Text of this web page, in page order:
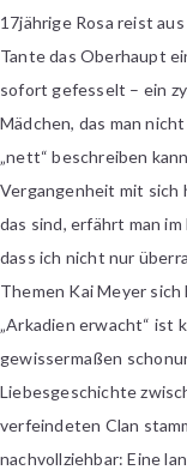
17jährige Rosa reist
Tante das Oberhaupt
sofort gefesselt – ein
Mädchen, das man
„nett“ beschreiben
Vergangenheit mit sich
das sind, erfährt man
dass ich nicht nur
Themen Kai Meyer
„Arkadien erwacht“ ist
gewissermaßen
Liebesgeschichte
verfeindeten Clan
nachvollziehbar: Eine